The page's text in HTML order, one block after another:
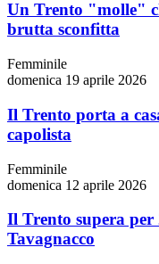
Un Trento "molle"
brutta sconfitta
Femminile
domenica 19 aprile 2026
Il Trento porta a
capolista
Femminile
domenica 12 aprile 2026
Il Trento supera
Tavagnacco